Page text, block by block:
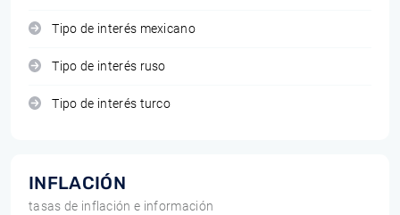
Tipo de interés mexicano
Tipo de interés ruso
Tipo de interés turco
INFLACIÓN
tasas de inflación e información